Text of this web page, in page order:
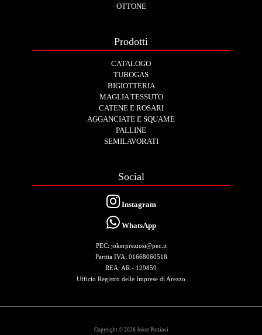
OTTONE
Prodotti
CATALOGO
TUBOGAS
BIGIOTTERIA
MAGLIA TESSUTO
CATENE E ROSARI
AGGANCIATE E SQUAME
PALLINE
SEMILAVORATI
Social
Instagram
WhatsApp
PEC: jokerpreziosi@pec.it
Partita IVA: 01668060518
REA: AR - 129859
Ufficio Registro delle Imprese di Arezzo
Copyright © 2026 Joker Preziosi